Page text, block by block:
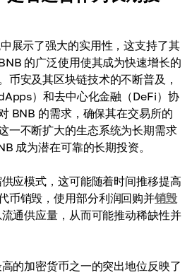
展示了强大的实用性，这支持了其
的广泛使用使其成为快速增长的
币安及其区块链技术的不断普及，
）和去中心化金融（DeFi）协
BNB 的需求，确保其在交易所的
一不断扩大的生态系统为长期需求
成为潜在可靠的长期投资。
应模式，这可能随着时间推移提高
币销毁，使用部分利润回购并销毁
通供应量，从而可能推动稀缺性并
的加密货币之一的突出地位反映了